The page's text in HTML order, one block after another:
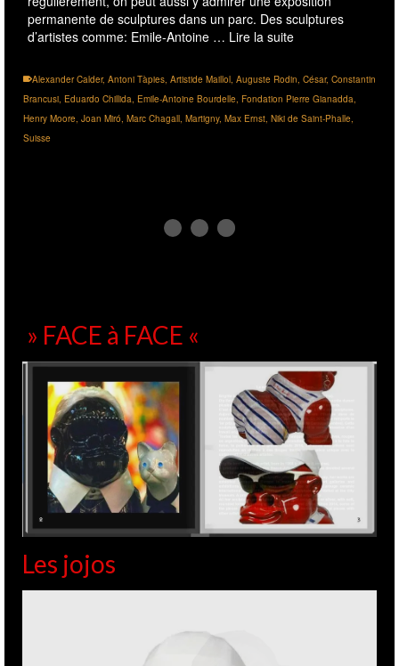
permanente de sculptures dans un parc. Des sculptures
d’artistes comme: Emile-Antoine … Lire la suite
Alexander Calder, Antoni Tàpies, Artistide Maillol, Auguste Rodin, César, Constantin
Brancusi, Eduardo Chillida, Emile-Antoine Bourdelle, Fondation Pierre Gianadda,
Henry Moore, Joan Miró, Marc Chagall, Martigny, Max Ernst, Niki de Saint-Phalle,
Suisse
SEP 2013
Sur les traces de
Posté dans :MUSÉES - FONDATIONS